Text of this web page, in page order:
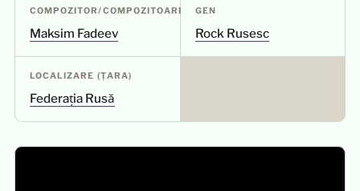
COMPOZITOR/COMPOZITOARE
Maksim Fadeev
GEN
Rock Rusesc
LOCALIZARE (ȚARA)
Federația Rusă